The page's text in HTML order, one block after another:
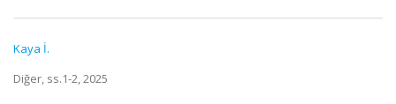
Kaya İ.
Diğer, ss.1-2, 2025